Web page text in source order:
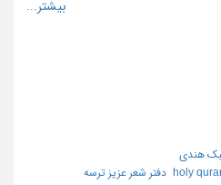
holy
هندي
دفتر شعر عزيز ترسه